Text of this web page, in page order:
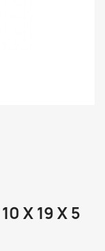
X 19 X 5